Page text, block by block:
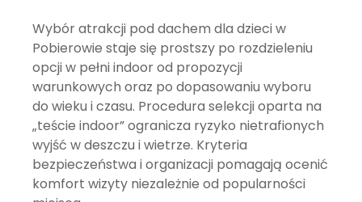
Wybór atrakcji pod dachem dla dzieci w
Pobierowie staje się prostszy po rozdzieleniu
opcji w pełni indoor od propozycji
warunkowych oraz po dopasowaniu wyboru
do wieku i czasu. Procedura selekcji oparta na
„teście indoor” ogranicza ryzyko nietrafionych
wyjść w deszczu i wietrze. Kryteria
bezpieczeństwa i organizacji pomagają ocenić
komfort wizyty niezależnie od popularności